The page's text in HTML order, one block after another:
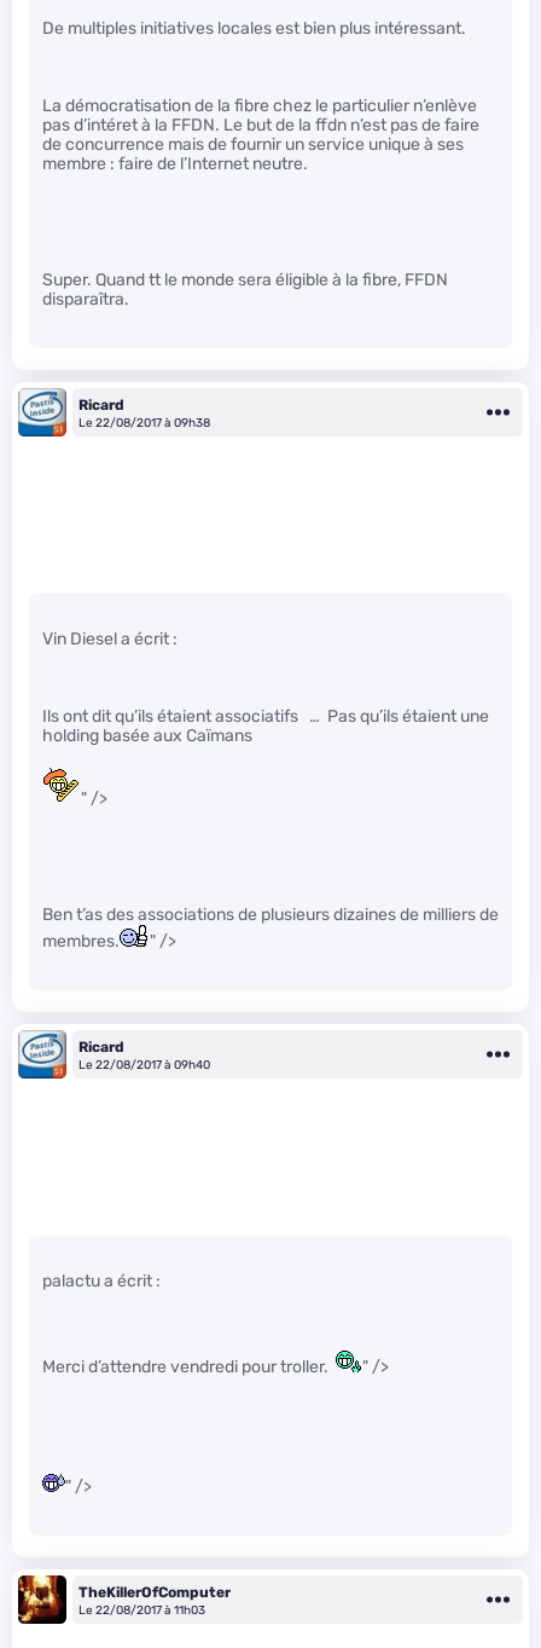
De multiples initiatives locales est bien plus intéressant.
La démocratisation de la fibre chez le particulier n’enlève
pas d’intéret à la FFDN. Le but de la ffdn n’est pas de faire
de concurrence mais de fournir un service unique à ses
membre : faire de l’Internet neutre.
Super. Quand tt le monde sera éligible à la fibre, FFDN
disparaîtra.
Ricard
Le 22/08/2017 à 09h38
Vin Diesel a écrit :
Ils ont dit qu’ils étaient associatifs … Pas qu’ils étaient une
holding basée aux Caïmans
" />
Ben t’as des associations de plusieurs dizaines de milliers de
membres.
" />
Ricard
Le 22/08/2017 à 09h40
palactu a écrit :
Merci d’attendre vendredi pour troller. " />
" />
TheKillerOfComputer
Le 22/08/2017 à 11h03